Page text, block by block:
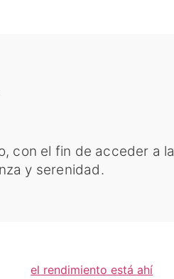
con el fin de acceder a la
y serenidad.
el rendimiento está ahí